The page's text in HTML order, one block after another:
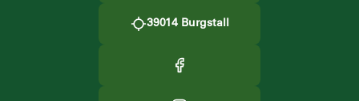
39014 Burgstall